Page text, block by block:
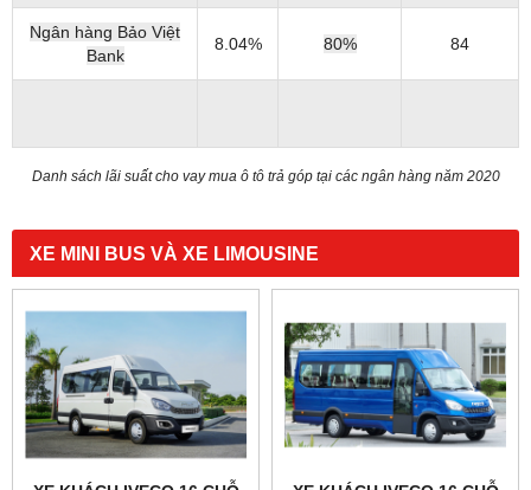
Ngân hàng Bảo Việt
Bank
8.04% 80% 84
Danh sách lãi suất cho vay mua ô tô trả góp tại các ngân hàng năm 2020
XE MINI BUS VÀ XE LIMOUSINE